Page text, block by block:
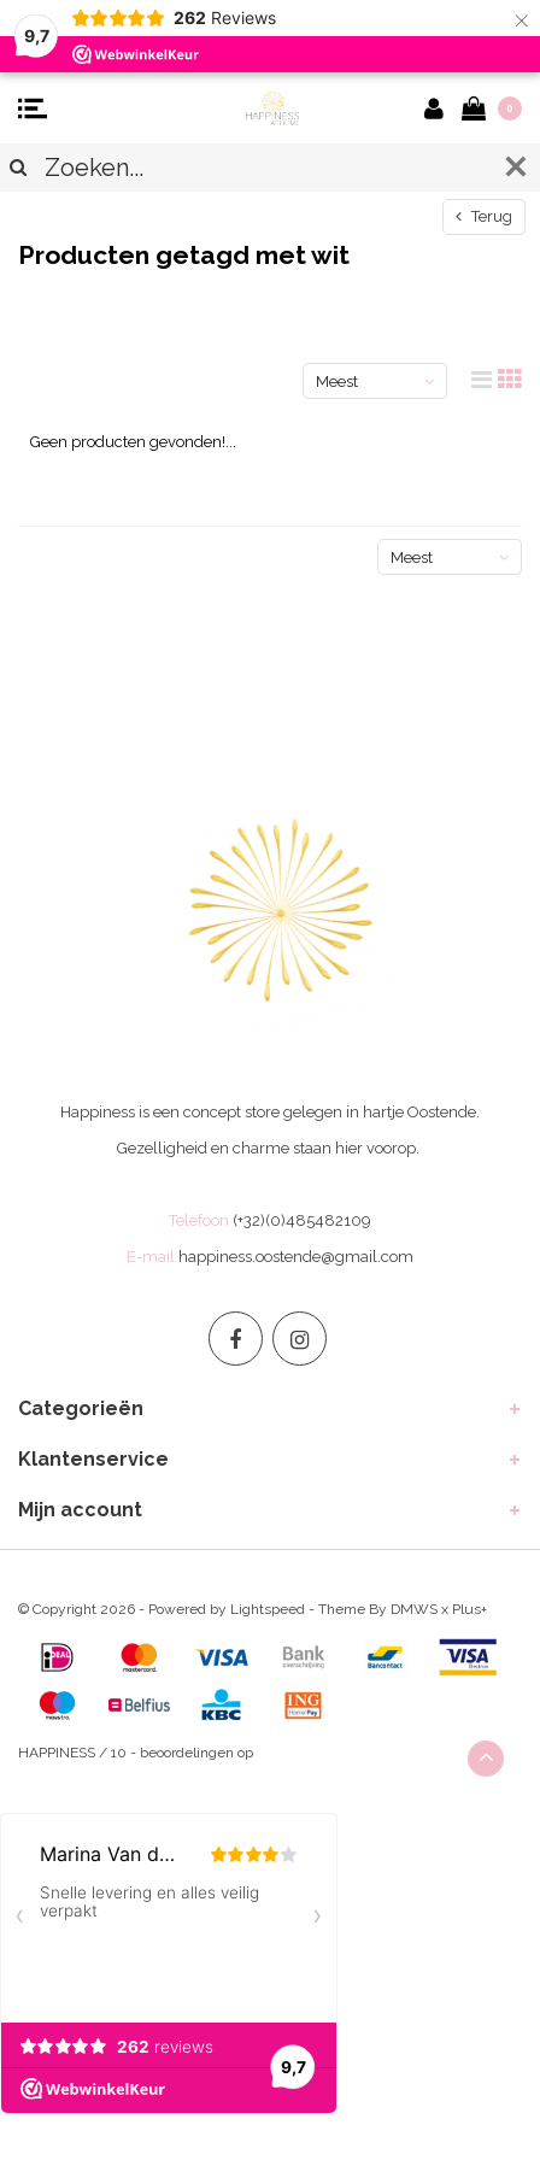
9,7
262 Reviews ×
0
Terug
Producten getagd met wit
Meest
Geen producten gevonden!...
Meest
Happiness is een concept store gelegen in hartje Oostende.
Gezelligheid en charme staan hier voorop.
Telefoon (+32)(0)485482109
E-mail happiness.oostende@gmail.com
Categorieën
Klantenservice
Mijn account
© Copyright 2026 - Powered by Lightspeed - Theme By DMWS x Plus+
HAPPINESS / 10 - beoordelingen op